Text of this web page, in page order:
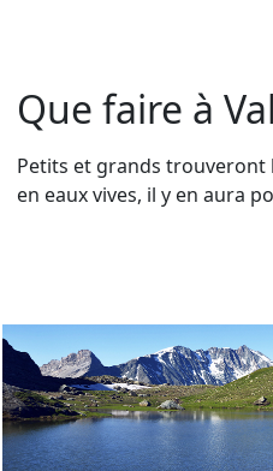
Que faire à
Petits et grands trouveront
en eaux vives, il y en aura